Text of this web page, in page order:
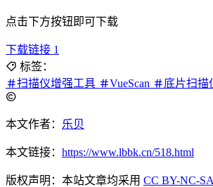
点击下方按钮即可下载
下载链接 1
标签：
扫描仪增强工具
VueScan 底片扫描
本文作者： 乐贝
本文链接： https://www.lbbk.cn/518.html
版权声明：本站文章均采用 CC BY-NC-